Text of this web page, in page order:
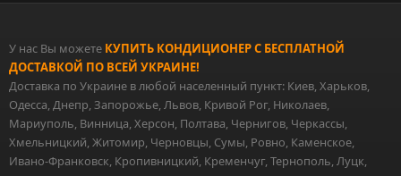
У нас Вы можете КУПИТЬ КОНДИЦИОНЕР С БЕСПЛАТНОЙ
ДОСТАВКОЙ ПО ВСЕЙ УКРАИНЕ!
Доставка по Украине в любой населенный пункт: Киев, Харьков,
Одесса, Днепр, Запорожье, Львов, Кривой Рог, Николаев,
Мариуполь, Винница, Херсон, Полтава, Чернигов, Черкассы,
Хмельницкий, Житомир, Черновцы, Сумы, Ровно, Каменское,
Ивано-Франковск, Кропивницкий, Кременчуг, Тернополь, Луцк,